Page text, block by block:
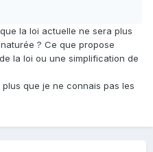
la loi actuelle ne sera plus
? Ce que propose
la loi ou une simplification de
que je ne connais pas les